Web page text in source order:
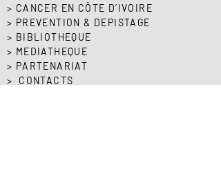
> CANCER EN CÔTE D’IVOIRE
> PREVENTION & DEPISTAGE
> BIBLIOTHEQUE
> MEDIATHEQUE
> PARTENARIAT
> CONTACTS